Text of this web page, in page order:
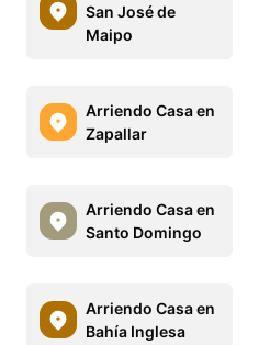
San José de
Maipo
Arriendo Casa en
Zapallar
Arriendo Casa en
Santo Domingo
Arriendo Casa en
Bahía Inglesa